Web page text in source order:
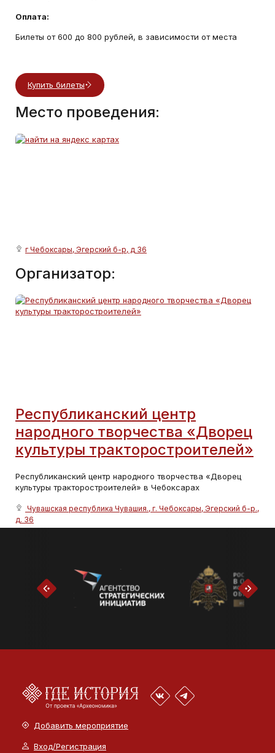
Оплата:
Билеты от 600 до 800 рублей, в зависимости от места
Купить билеты
Место проведения:
г Чебоксары, Эгерский б-р, д 36
Организатор:
Республиканский центр
народного творчества «Дворец
культуры тракторостроителей»
Республиканский центр народного творчества «Дворец
культуры тракторостроителей» в Чебоксарах
Чувашская республика Чувашия., г. Чебоксары, Эгерский б-р.,
д. 36
Добавить мероприятие
Вход/Регистрация